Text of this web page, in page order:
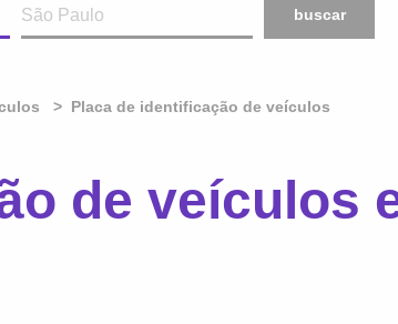
buscar
Placa de identificação de veículos
de veículos